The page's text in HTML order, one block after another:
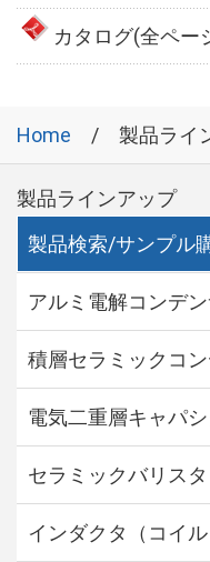
カタログ(全ペー
Home 製品ライ
製品ラインアップ
製品検索/サンプル
アルミ電解コンデ
積層セラミックコ
電気二重層キャパシ
セラミックバリスタ
インダクタ（コイル